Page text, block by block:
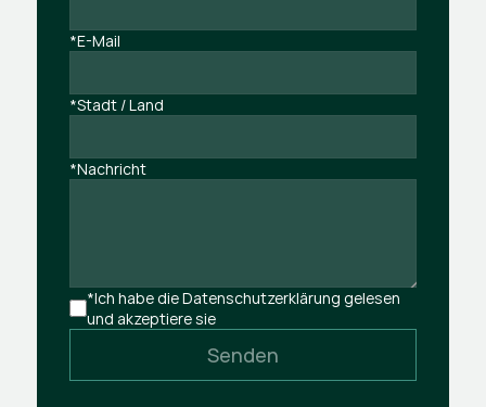
*E-Mail
*Stadt / Land
*Nachricht
*Ich habe die Datenschutzerklärung gelesen
und akzeptiere sie
Senden